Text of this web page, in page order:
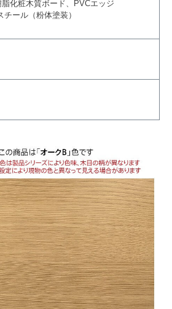
化粧木質ボード、PVCエッジ
ール（粉体塗装）